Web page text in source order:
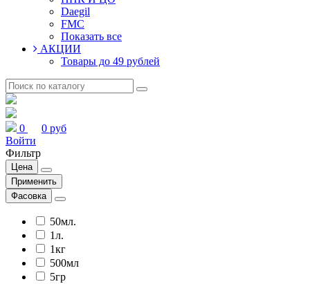
Daegil
FMC
Показать все
АКЦИИ
Товары до 49 рублей
0
0 руб
Войти
Фильтр
Цена
Применить
Фасовка
50мл.
1л.
1кг
500мл
5гр